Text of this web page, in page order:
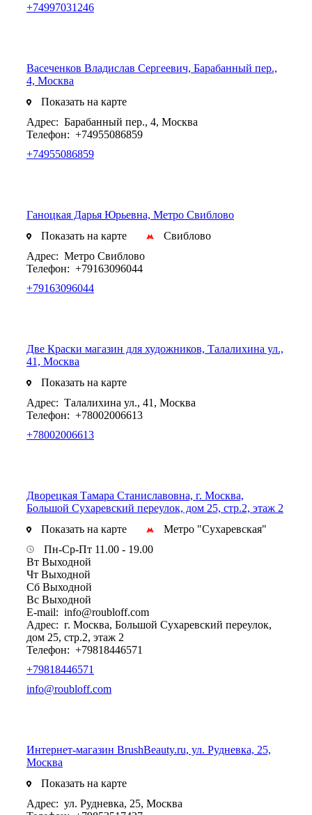
+74997031246
Васеченков Владислав Сергеевич, Барабанный пер.,
4, Москва
Показать на карте
Адрес: Барабанный пер., 4, Москва
Телефон: +74955086859
+74955086859
Ганоцкая Дарья Юрьевна, Метро Свиблово
Показать на карте
Свиблово
Адрес: Метро Свиблово
Телефон: +79163096044
+79163096044
Две Краски магазин для художников, Талалихина ул.,
41, Москва
Показать на карте
Адрес: Талалихина ул., 41, Москва
Телефон: +78002006613
+78002006613
Дворецкая Тамара Станиславовна, г. Москва,
Большой Сухаревский переулок, дом 25, стр.2, этаж 2
Показать на карте
Метро "Сухаревская"
Пн-Ср-Пт 11.00 - 19.00
Вт Выходной
Чт Выходной
Сб Выходной
Вс Выходной
E-mail: info@roubloff.com
Адрес: г. Москва, Большой Сухаревский переулок,
дом 25, стр.2, этаж 2
Телефон: +79818446571
+79818446571
info@roubloff.com
Интернет-магазин BrushBeauty.ru, ул. Рудневка, 25,
Москва
Показать на карте
Адрес: ул. Рудневка, 25, Москва